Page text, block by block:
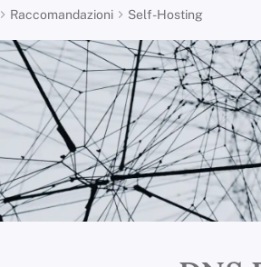
Raccomandazioni Self-Hosting